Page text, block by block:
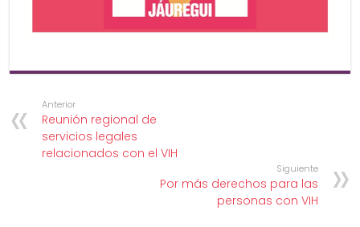
Anterior
Reunión regional de
servicios legales
relacionados con el VIH
Siguiente
Por más derechos para las
personas con VIH